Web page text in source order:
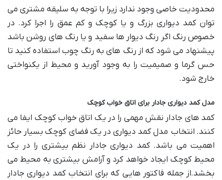
محدودیت خاصی وجود ندارد زیرا با توجه به سلیقه مشتری می
توان کمد دیواری بزرگ و یا کوچک و کم عمق را اجرا کرد. در
خصوص رنگ اگر رنگ دیوار ها سفید و یا رنگ های روشن باشد
پیشنهاد می شود که از رنگ های به رنگ چوب استفاده کنید تا
حس گرما و صمیمیت را به وجود آورید و محیط از یکنواختی
خارج شود.
مدل کمد دیواری جادار برای اتاق خواب کوچک
کمد های جادار نقش مهمی را در یک اتاق خواب کوچک ایفا می
کنند. انتخاب مدل کمد دیواری در یک فضای کوچک بسیار حائز
اهمیت می باشد. کمد دیواری جادار نظم بیشتری را در یک
محیط کوچک ایجاد خواهد کرد و آرامش بیشتری به محیط می
بخشد.از جمله فاکتور هایی که برای انتخاب کمد دیواری جادار